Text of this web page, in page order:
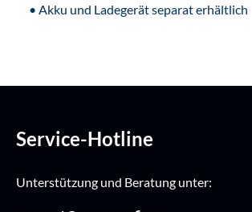
• Akku und Ladegerät separat erhältlich
Service-Hotline
Unterstützung und Beratung unter: